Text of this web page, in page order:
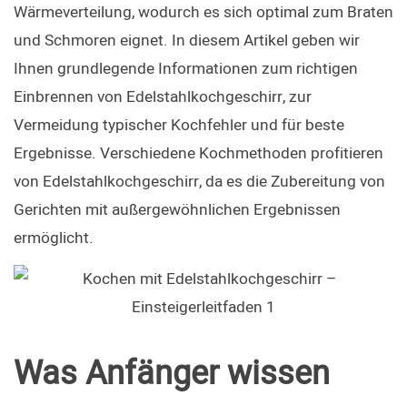
Wärmeverteilung, wodurch es sich optimal zum Braten
und Schmoren eignet. In diesem Artikel geben wir
Ihnen grundlegende Informationen zum richtigen
Einbrennen von Edelstahlkochgeschirr, zur
Vermeidung typischer Kochfehler und für beste
Ergebnisse. Verschiedene Kochmethoden profitieren
von Edelstahlkochgeschirr, da es die Zubereitung von
Gerichten mit außergewöhnlichen Ergebnissen
ermöglicht.
Was Anfänger wissen